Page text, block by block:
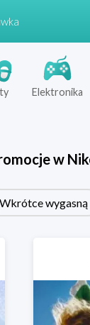
Elektronika
w
Wkrótce wygasną